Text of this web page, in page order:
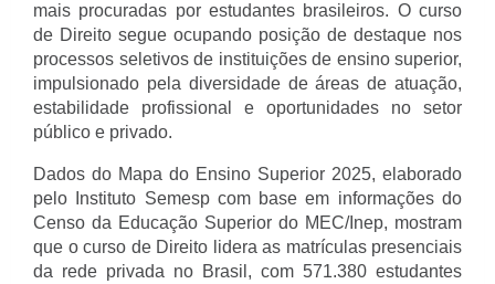
mais procuradas por estudantes brasileiros. O curso
de Direito segue ocupando posição de destaque nos
processos seletivos de instituições de ensino superior,
impulsionado pela diversidade de áreas de atuação,
estabilidade profissional e oportunidades no setor
público e privado.
Dados do Mapa do Ensino Superior 2025, elaborado
pelo Instituto Semesp com base em informações do
Censo da Educação Superior do MEC/Inep, mostram
que o curso de Direito lidera as matrículas presenciais
da rede privada no Brasil, com 571.380 estudantes